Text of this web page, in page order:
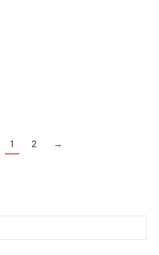
1 2 →